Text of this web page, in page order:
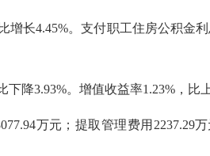
4.45%。支付职工住房公积金利
3.93%。增值收益率1.23%，比
万元；提取管理费用2237.29